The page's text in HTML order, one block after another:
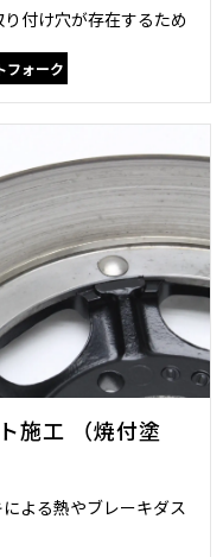
付け穴が存在するため
フォーク
施工 （焼付塗
よる熱やブレーキダス